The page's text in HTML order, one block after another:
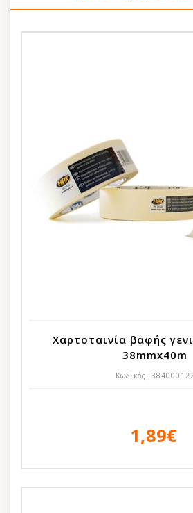
Χαρτοταινία βαφής
38mmx40m
Κωδικός: 384000122
1,89€